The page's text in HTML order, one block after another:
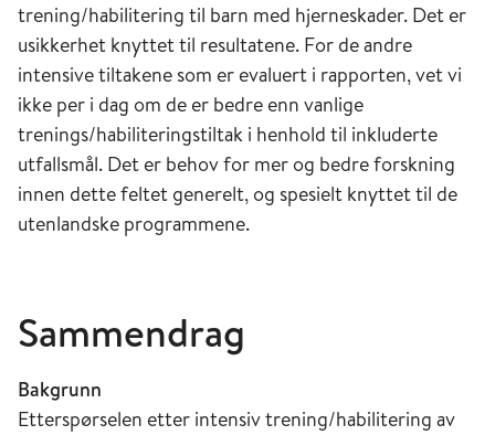
trening/habilitering til barn med hjerneskader. Det er
usikkerhet knyttet til resultatene. For de andre
intensive tiltakene som er evaluert i rapporten, vet vi
ikke per i dag om de er bedre enn vanlige
trenings/habiliteringstiltak i henhold til inkluderte
utfallsmål. Det er behov for mer og bedre forskning
innen dette feltet generelt, og spesielt knyttet til de
utenlandske programmene.
Sammendrag
Bakgrunn
Etterspørselen etter intensiv trening/habilitering av